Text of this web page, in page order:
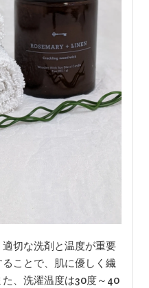
切な洗剤と温度が重要
ことで、肌に優しく繊
、洗濯温度は30度～40